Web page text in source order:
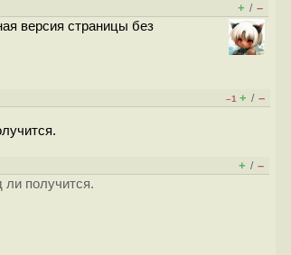
+ / –
версия страницы без
–1 + / –
+ / –
ли получится.